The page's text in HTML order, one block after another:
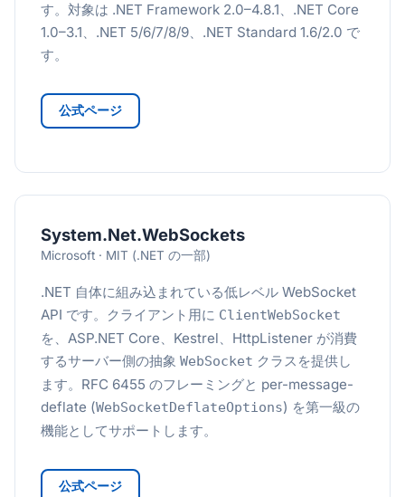
す。対象は .NET Framework 2.0–4.8.1、.NET Core
1.0–3.1、.NET 5/6/7/8/9、.NET Standard 1.6/2.0 で
す。
公式ページ
System.Net.WebSockets
Microsoft · MIT (.NET の一部)
.NET 自体に組み込まれている低レベル WebSocket
API です。クライアント用に ClientWebSocket
を、ASP.NET Core、Kestrel、HttpListener が消費
するサーバー側の抽象 WebSocket クラスを提供し
ます。RFC 6455 のフレーミングと per-message-
deflate (WebSocketDeflateOptions) を第一級の
機能としてサポートします。
公式ページ